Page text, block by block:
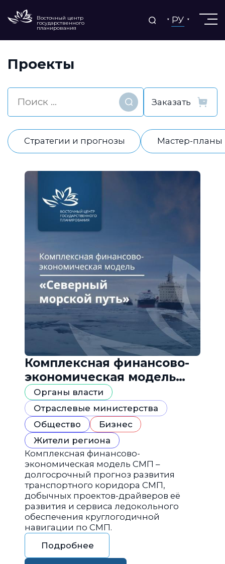
Восточный центр
государственного
планирования
РУ
Проекты
Найти
Стратегии и прогнозы Мастер-планы
Комплексная финансово-
экономическая модель
«Северный морской путь»
Органы власти
Отраслевые министерства
Общество
Бизнес
Жители региона
Комплексная финансово-
экономическая модель СМП –
долгосрочный прогноз развития
транспортного коридора СМП,
добычных проектов-драйверов её
развития и сервиса ледокольного
обеспечения круглогодичной
навигации по СМП.
Подробнее